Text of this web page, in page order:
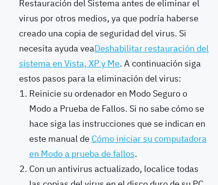
Restauración del Sistema antes de eliminar el
virus por otros medios, ya que podría haberse
creado una copia de seguridad del virus. Si
necesita ayuda veaDeshabilitar restauración del
sistema en Vista, XP y Me. A continuación siga
estos pasos para la eliminación del virus:
Reinicie su ordenador en Modo Seguro o
Modo a Prueba de Fallos. Si no sabe cómo se
hace siga las instrucciones que se indican en
este manual de Cómo iniciar su computadora
en Modo a prueba de fallos.
Con un antivirus actualizado, localice todas